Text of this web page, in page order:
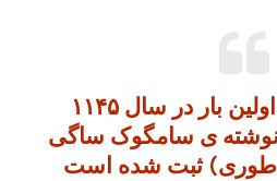
تاریخ کره برای اولین بار در سال ۱۱۴۵
نوشته ی سامگوک ساگی